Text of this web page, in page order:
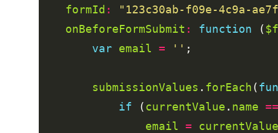
formId : "123c30ab-f09e-4c9a-
onBeforeFormSubmit : function (
var email = ''
submissionValues . forEach(
if (currentValue . name ==
email
= currentValue